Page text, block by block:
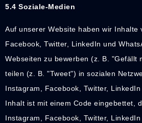
5.4 Soziale-Medien
Auf unserer Website haben wir Inhalte
Facebook, Twitter, LinkedIn und
Webseiten zu bewerben (z. B. "Gefällt
teilen (z. B. "Tweet") in sozialen
Instagram, Facebook, Twitter,
Inhalt ist mit einem Code eingebettet,
Instagram, Facebook, Twitter,